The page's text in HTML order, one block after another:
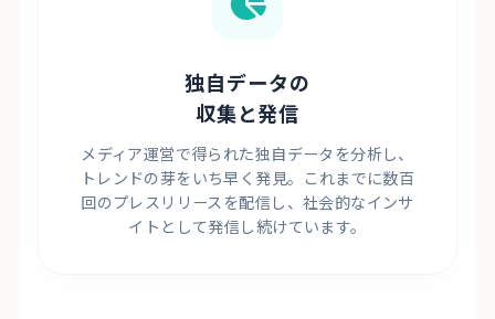
独自データの
収集と発信
メディア運営で得られた独自データを分析し、
トレンドの芽をいち早く発見。これまでに数百
回のプレスリリースを配信し、社会的なインサ
イトとして発信し続けています。